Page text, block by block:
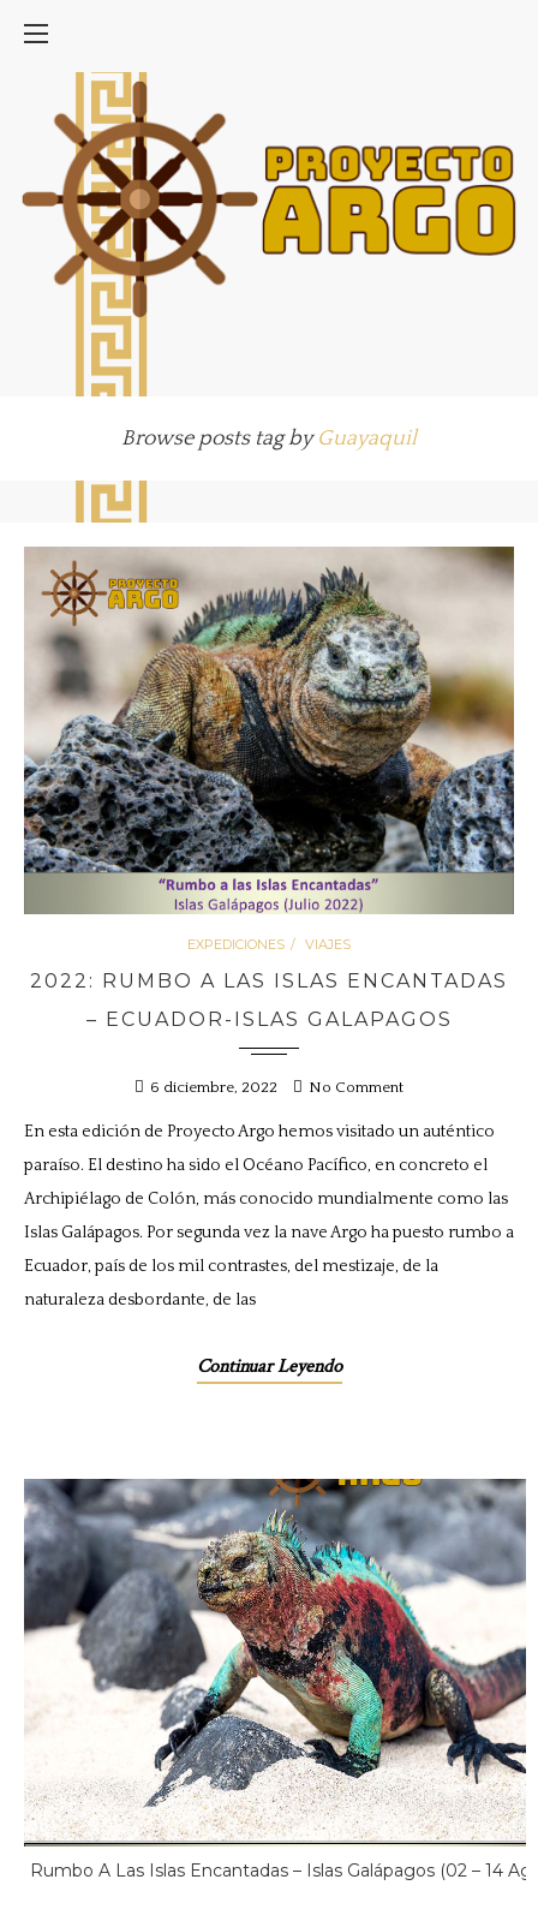
Browse posts tag by Guayaquil
EXPEDICIONES VIAJES
2022: RUMBO A LAS ISLAS ENCANTADAS
– ECUADOR-ISLAS GALAPAGOS
6 diciembre, 2022 No Comment
En esta edición de Proyecto Argo hemos visitado un auténtico
paraíso. El destino ha sido el Océano Pacífico, en concreto el
Archipiélago de Colón, más conocido mundialmente como las
Islas Galápagos. Por segunda vez la nave Argo ha puesto rumbo a
Ecuador, país de los mil contrastes, del mestizaje, de la
naturaleza desbordante, de las
Continuar Leyendo
Rumbo A Las Islas Encantadas – Islas Galápagos (02 – 14